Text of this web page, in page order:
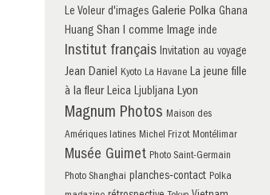
Le Voleur d'images Galerie Polka Ghana
Huang Shan I comme Image inde
Institut français Invitation au voyage
Jean Daniel Kyoto La Havane La jeune fille
à la fleur Leica Ljubljana Lyon
Magnum Photos Maison des
Amériques latines Michel Frizot Montélimar
Musée Guimet Photo Saint-Germain
Photo Shanghai planches‑contact Polka